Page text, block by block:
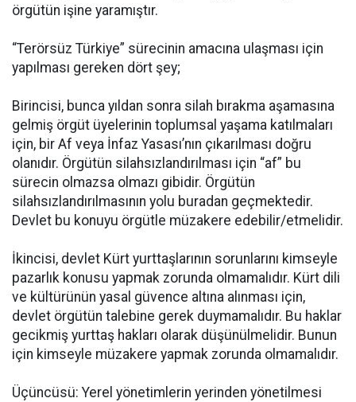
örgütün işine yaramıştır.
“Terörsüz Türkiye” sürecinin amacına ulaşması için
yapılması gereken dört şey;
Birincisi, bunca yıldan sonra silah bırakma aşamasına
gelmiş örgüt üyelerinin toplumsal yaşama katılmaları
için, bir Af veya İnfaz Yasası’nın çıkarılması doğru
olanıdır. Örgütün silahsızlandırılması için “af” bu
sürecin olmazsa olmazı gibidir. Örgütün
silahsızlandırılmasının yolu buradan geçmektedir.
Devlet bu konuyu örgütle müzakere edebilir/etmelidir.
İkincisi, devlet Kürt yurttaşlarının sorunlarını kimseyle
pazarlık konusu yapmak zorunda olmamalıdır. Kürt dili
ve kültürünün yasal güvence altına alınması için,
devlet örgütün talebine gerek duymamalıdır. Bu haklar
gecikmiş yurttaş hakları olarak düşünülmelidir. Bunun
için kimseyle müzakere yapmak zorunda olmamalıdır.
Üçüncüsü: Yerel yönetimlerin yerinden yönetilmesi